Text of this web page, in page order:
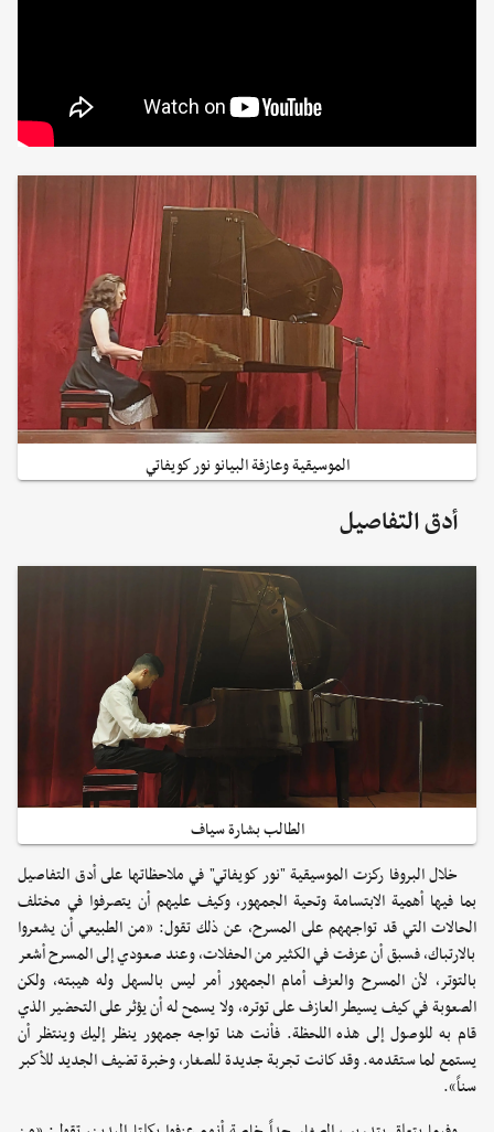
الموسيقية وعازفة البيانو نور كويفاتي
أدق التفاصيل
الطالب بشارة سياف
خلال البروفا ركزت الموسيقية "نور كويفاتي" في ملاحظاتها على أدق التفاصيل
بما فيها أهمية الابتسامة وتحية الجمهور، وكيف عليهم أن يتصرفوا في مختلف
الحالات التي قد تواجههم على المسرح، عن ذلك تقول: «من الطبيعي أن يشعروا
بالارتباك، فسبق أن عزفت في الكثير من الحفلات، وعند صعودي إلى المسرح أشعر
بالتوتر، لأن المسرح والعزف أمام الجمهور أمر ليس بالسهل وله هيبته، ولكن
الصعوبة في كيف يسيطر العازف على توتره، ولا يسمح له أن يؤثر على التحضير الذي
قام به للوصول إلى هذه اللحظة. فأنت هنا تواجه جمهور ينظر إليك وينتظر أن
يستمع لما ستقدمه. وقد كانت تجربة جديدة للصغار، وخبرة تضيف الجديد للأكبر
سناً».